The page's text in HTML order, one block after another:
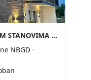
NOVOGRADNJA SA PAMETNIM STANOVIMA
NBGD ·